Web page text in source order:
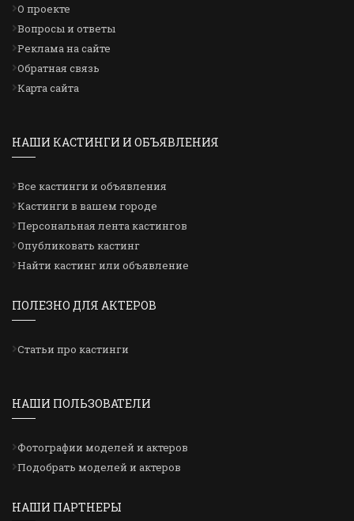
О проекте
Вопросы и ответы
Реклама на сайте
Обратная связь
Карта сайта
НАШИ КАСТИНГИ И ОБЪЯВЛЕНИЯ
Все кастинги и объявления
Кастинги в вашем городе
Персональная лента кастингов
Опубликовать кастинг
Найти кастинг или объявление
ПОЛЕЗНО ДЛЯ АКТЕРОВ
Статьи про кастинги
НАШИ ПОЛЬЗОВАТЕЛИ
Фотографии моделей и актеров
Подобрать моделей и актеров
НАШИ ПАРТНЕРЫ